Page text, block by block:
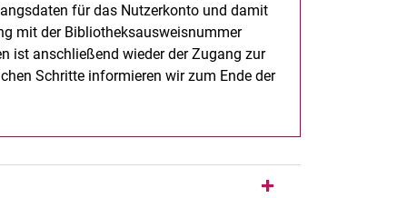
für das Nutzerkonto und damit
mit der Bibliotheksausweisnummer
ist anschließend wieder der Zugang zur
Schritte informieren wir zum Ende der